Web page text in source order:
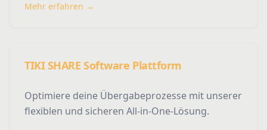
Mehr erfahren →
TIKI SHARE Software Plattform
Optimiere deine Übergabeprozesse mit unserer
flexiblen und sicheren All-in-One-Lösung.